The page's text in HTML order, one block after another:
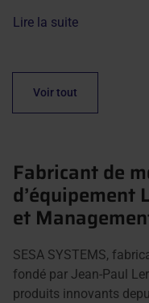
Lire la suite
Voir tout
Fabricant de
d’équipement
et
SESA SYSTEMS,
fondé par Jean-Paul
produits innovants